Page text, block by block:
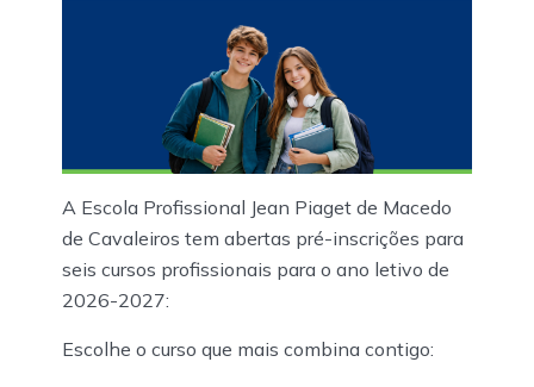
A Escola Profissional Jean Piaget de Macedo
de Cavaleiros tem abertas pré-inscrições para
seis cursos profissionais para o ano letivo de
2026-2027:
Escolhe o curso que mais combina contigo: